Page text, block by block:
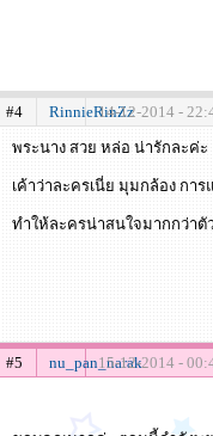
#4 RinnieRinZz14-12-2014 -
พระนาง สวย หล่อ น่ารักละค่ะ
เค้าว่าละครเนี่ย มุมกล้อง กา
ทำให้ละครน่าสนใจมากกว่าตั
#5 nu_pan_narak15-12-2014 -